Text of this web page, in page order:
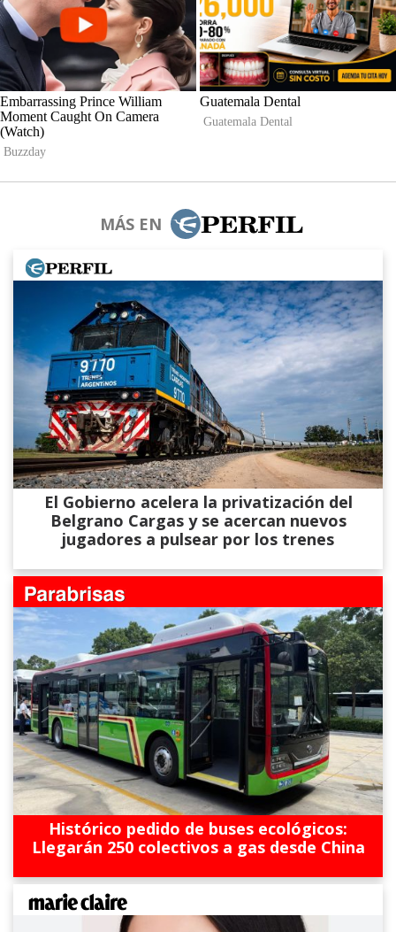
MÁS EN
El Gobierno acelera la privatización del
Belgrano Cargas y se acercan nuevos
jugadores a pulsear por los trenes
Histórico pedido de buses ecológicos:
Llegarán 250 colectivos a gas desde China